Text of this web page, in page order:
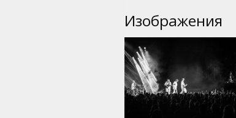
Изображения